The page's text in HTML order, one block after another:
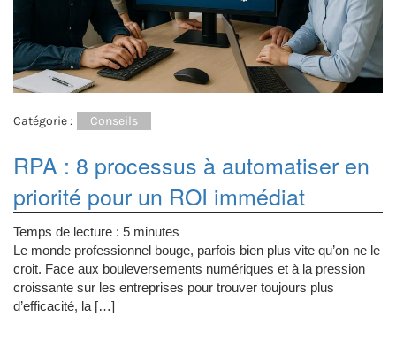
Catégorie : Conseils
RPA : 8 processus à automatiser en
priorité pour un ROI immédiat
Temps de lecture : 5 minutes
Le monde professionnel bouge, parfois bien plus vite qu’on ne le
croit. Face aux bouleversements numériques et à la pression
croissante sur les entreprises pour trouver toujours plus
d’efficacité, la […]